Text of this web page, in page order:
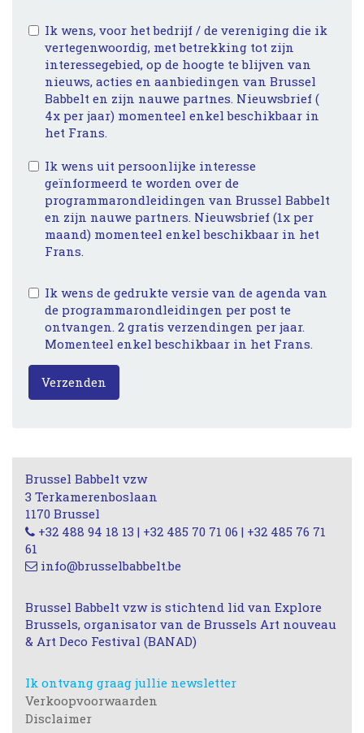
Ik wens, voor het bedrijf / de vereniging die ik
vertegenwoordig, met betrekking tot zijn
interessegebied, op de hoogte te blijven van
nieuws, acties en aanbiedingen van Brussel
Babbelt en zijn nauwe partnes. Nieuwsbrief (
4x per jaar) momenteel enkel beschikbaar in
het Frans.
Ik wens uit persoonlijke interesse
geïnformeerd te worden over de
programmarondleidingen van Brussel Babbelt
en zijn nauwe partners. Nieuwsbrief (1x per
maand) momenteel enkel beschikbaar in het
Frans.
Ik wens de gedrukte versie van de agenda van
de programmarondleidingen per post te
ontvangen. 2 gratis verzendingen per jaar.
Momenteel enkel beschikbaar in het Frans.
Verzenden
Brussel Babbelt vzw
3 Terkamerenboslaan
1170 Brussel
+32 488 94 18 13 | +32 485 70 71 06 | +32 485 76 71
61
info@brusselbabbelt.be
Brussel Babbelt vzw is stichtend lid van Explore
Brussels, organisator van de Brussels Art nouveau
& Art Deco Festival (BANAD)
Ik ontvang graag jullie newsletter
Verkoopvoorwaarden
Disclaimer